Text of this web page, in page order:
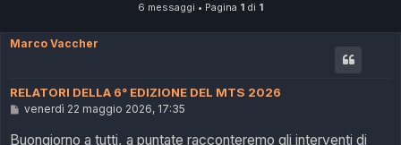
6 messaggi • Pagina 1 di 1
Marco Vaccher
RELATORI DELLA 6° EDIZIONE DEL MTS 2026
M
venerdì 22 maggio 2026, 17:35
Buongiorno a tutti, a puntate racconteremo gli interventi di